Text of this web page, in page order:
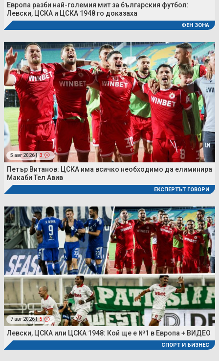
Европа разби най-големия мит за българския футбол:
Левски, ЦСКА и ЦСКА 1948 го доказаха
ФЕН ЗОНА
5 авг 2026 | 3
Петър Витанов: ЦСКА има всичко необходимо да елиминира
Макаби Тел Авив
ЕКСПЕРТЪТ ГОВОРИ
7 авг 2026 | 5
Левски, ЦСКА или ЦСКА 1948: Кой ще е №1 в Европа + ВИДЕО
СПОРТ И БИЗНЕС